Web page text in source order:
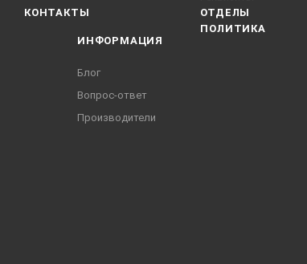
КОНТАКТЫ
ОТДЕЛЫ
ПОЛИТИКА
ИНФОРМАЦИЯ
Блог
Вопрос-ответ
Производители